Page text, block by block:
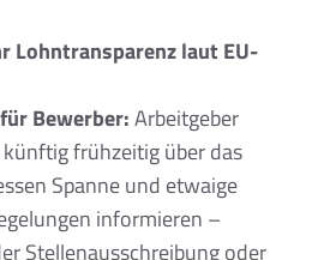
Lohntransparenz laut EU-
Bewerber:Arbeitgeber
frühzeitig über das
Spanne und etwaige
informieren –
Stellenausschreibung oder